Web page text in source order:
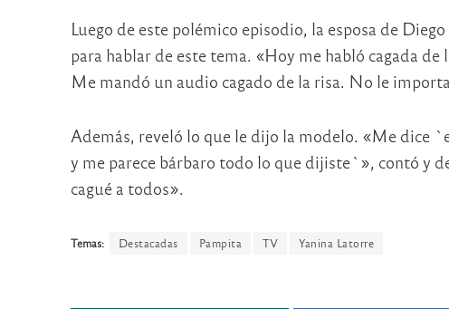
Luego de este polémico episodio, la esposa de
para hablar de este tema. «Hoy me habló cagada
Me mandó un audio cagado de la risa. No le
Además, reveló lo que le dijo la modelo. «Me dice
y me parece bárbaro todo lo que dijiste`», contó y
cagué a todos».
Temas: Destacadas Pampita TV Yanina Latorre